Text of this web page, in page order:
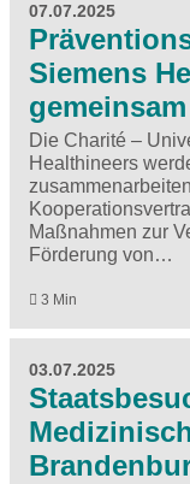
07.07.2025
Siemens
Die Charité –
Healthineers
Maßnahmen zur
Förderung von…
3 Min
03.07.2025